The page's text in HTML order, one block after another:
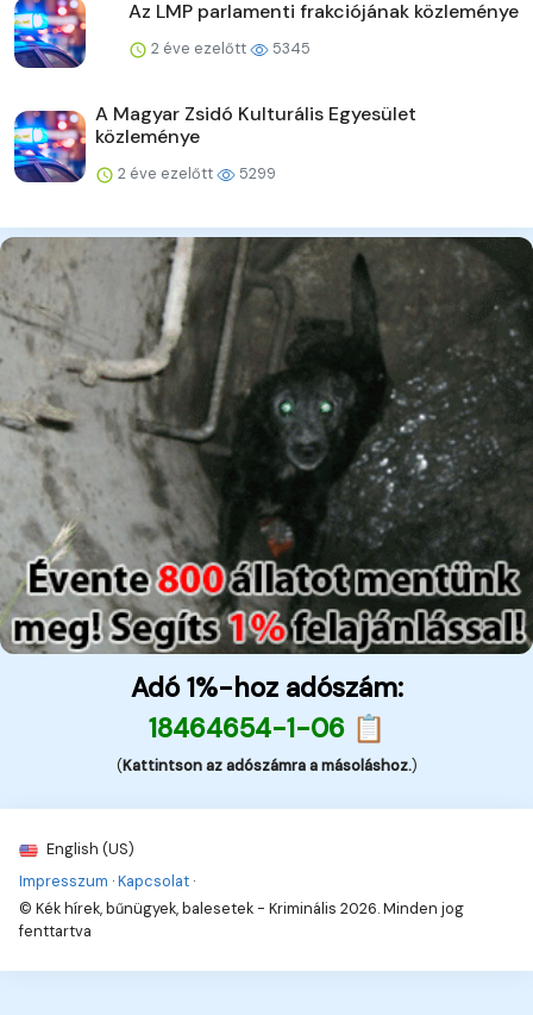
Az LMP parlamenti frakciójának közleménye
2 éve ezelőtt 5345
A Magyar Zsidó Kulturális Egyesület
közleménye
2 éve ezelőtt 5299
Adó 1%-hoz adószám:
18464654-1-06 📋
(Kattintson az adószámra a másoláshoz.)
English (US)
Impresszum ·Kapcsolat ·
© Kék hírek, bűnügyek, balesetek - Kriminális 2026. Minden jog
fenttartva